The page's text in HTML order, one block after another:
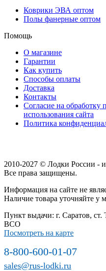
Коврики ЭВА оптом
Полы фанерные оптом
Помощь
О магазине
Гарантии
Как купить
Способы оплаты
Доставка
Контакты
Согласие на обработку
использования сайта
Политика
2010-2027 © Лодки России -
Все права защищены.
Информация на сайте не
Наличие товара уточняйте у
Пункт выдачи: г. Саратов,
ВСО
Посмотреть на карте
8-800-600-01-07
sales@rus-lodki.ru